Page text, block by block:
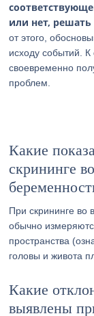
или нет,
от этого,
исходу событий.
своевременно
проблем.
Какие
скрининге
При скрининге во
обычно
пространства
головы и живота
Какие
выявлены